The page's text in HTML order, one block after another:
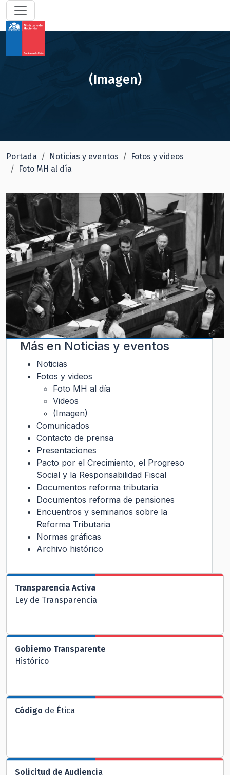
(Imagen)
Portada Noticias y eventos
Fotos y videos
Foto MH al día
Más en Noticias y eventos
Noticias
Fotos y videos
Foto MH al día
Videos
(Imagen)
Comunicados
Contacto de prensa
Presentaciones
Pacto por el Crecimiento, el Progreso
Social y la Responsabilidad Fiscal
Documentos reforma tributaria
Documentos reforma de pensiones
Encuentros y seminarios sobre la
Reforma Tributaria
Normas gráficas
Archivo histórico
Transparencia Activa
Ley de Transparencia
Gobierno Transparente
Histórico
Código de Ética
Solicitud de Audiencia